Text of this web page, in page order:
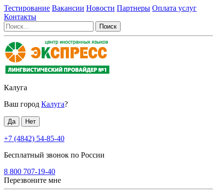
Тестирование Вакансии Новости Партнеры Оплата услуг
Контакты
Калуга
Ваш город Калуга?
+7 (4842) 54-85-40
Бесплатный звонок по России
8 800 707-19-40
Перезвоните мне